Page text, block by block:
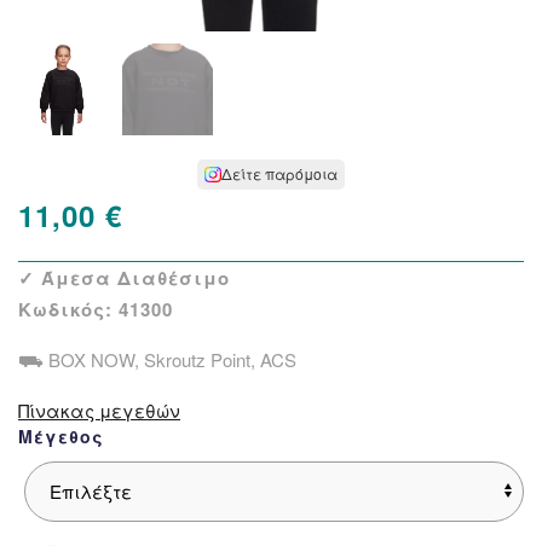
Δείτε παρόμοια
11,00 €
✓ Άμεσα Διαθέσιμο
Κωδικός: 41300
⛟ BOX NOW, Skroutz Point, ACS
Πίνακας μεγεθών
Μέγεθος